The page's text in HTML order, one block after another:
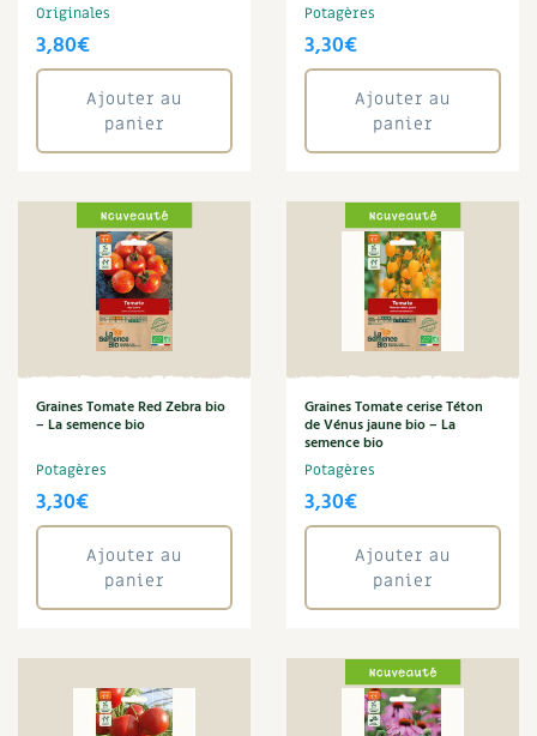
Originales
3,80€
Ajouter au
panier
Potagères
3,30€
Ajouter au
panier
Graines Tomate Red Zebra bio
– La semence bio
Potagères
3,30€
Ajouter au
panier
Graines Tomate cerise Téton
de Vénus jaune bio – La
semence bio
Potagères
3,30€
Ajouter au
panier